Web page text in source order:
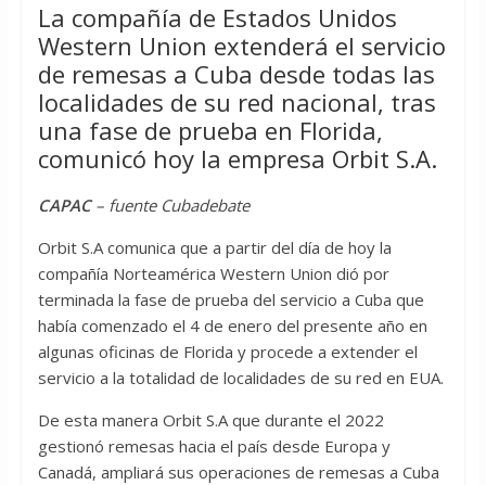
La compañía de Estados Unidos
Western Union extenderá el servicio
de remesas a Cuba desde todas las
localidades de su red nacional, tras
una fase de prueba en Florida,
comunicó hoy la empresa Orbit S.A.
CAPAC– fuente Cubadebate
Orbit S.A comunica que a partir del día de hoy la
compañía Norteamérica Western Union dió por
terminada la fase de prueba del servicio a Cuba que
había comenzado el 4 de enero del presente año en
algunas oficinas de Florida y procede a extender el
servicio a la totalidad de localidades de su red en EUA.
De esta manera Orbit S.A que durante el 2022
gestionó remesas hacia el país desde Europa y
Canadá, ampliará sus operaciones de remesas a Cuba